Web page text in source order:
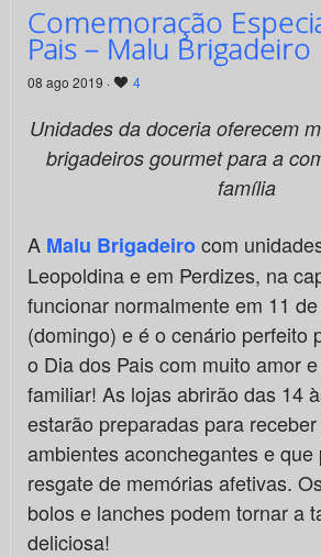
Comemoração
Pais – Malu Brigadeiro
08 ago 2019 · 4
Unidades da doceria oferecem
brigadeiros gourmet para a
família
A Malu Brigadeirocom
Leopoldina e em Perdizes, na
funcionar normalmente em 11
(domingo) e é o cenário perfeito
o Dia dos Pais com muito amor
familiar! As lojas abrirão das 14
estarão preparadas para
ambientes aconchegantes e que
resgate de memórias afetivas.
bolos e lanches podem tornar a
deliciosa!